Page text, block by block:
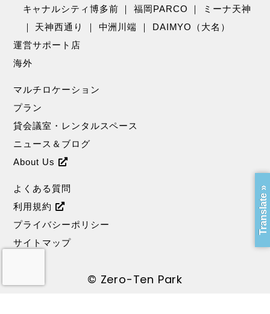
キャナルシティ博多前 ｜福岡PARCO ｜
ミーナ天神
｜ 天神西通り ｜ 中洲川端 ｜ DAIMYO（大名）
運営サポート店
海外
マルチロケーション
プラン
貸会議室・レンタルスペース
ニュース＆ブログ
About Us
よくある質問
利用規約
プライバシーポリシー
サイトマップ
© Zero-Ten Park
Translate »